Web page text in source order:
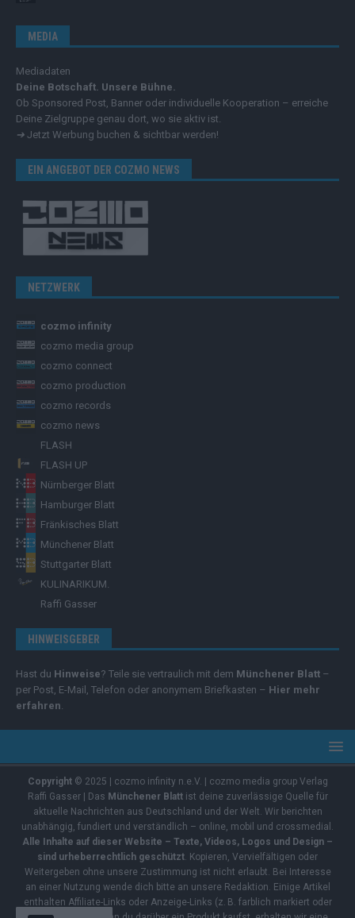
MEDIA
Mediadaten
Deine Botschaft. Unsere Bühne.
Ob Sponsored Post, Banner oder individuelle Kooperation – erreiche
Deine Zielgruppe genau dort, wo sie aktiv ist.
➔ Jetzt Werbung buchen & sichtbar werden!
EIN ANGEBOT DER COZMO NEWS
NETZWERK
cozmo infinity
cozmo media group
cozmo connect
cozmo production
cozmo records
cozmo news
FLASH
FLASH UP
Nürnberger Blatt
Hamburger Blatt
Fränkisches Blatt
Münchener Blatt
Stuttgarter Blatt
KULINARIKUM.
Raffi Gasser
HINWEISGEBER
Hast du Hinweise? Teile sie vertraulich mit dem Münchener Blatt –
per Post, E-Mail, Telefon oder anonymem Briefkasten – Hier mehr
erfahren.
Copyright© 2025 | cozmo infinity n.e.V. | cozmo media group Verlag
Raffi Gasser | Das Münchener Blattist deine zuverlässige Quelle für
aktuelle Nachrichten aus Deutschland und der Welt. Wir berichten
unabhängig, fundiert und verständlich – online, mobil und crossmedial.
Alle Inhalte auf dieser Website – Texte, Videos, Logos und Design –
sind urheberrechtlich geschützt. Kopieren, Vervielfältigen oder
Weitergeben ohne unsere Zustimmung ist nicht erlaubt. Bei Interesse
an einer Nutzung wende dich bitte an unsere Redaktion. Einige Artikel
enthalten Affiliate-Links oder Anzeige-Links (z. B. farblich markiert oder